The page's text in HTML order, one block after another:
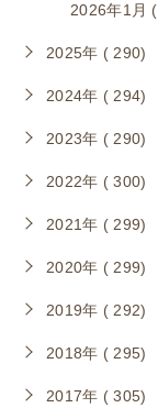
2026年1月
2025年 ( 290)
2024年 ( 294)
2023年 ( 290)
2022年 ( 300)
2021年 ( 299)
2020年 ( 299)
2019年 ( 292)
2018年 ( 295)
2017年 ( 305)